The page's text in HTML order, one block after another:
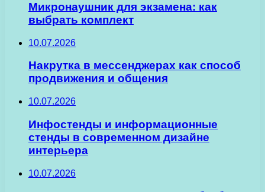
Микронаушник для экзамена: как
выбрать комплект
10.07.2026
Накрутка в мессенджерах как способ
продвижения и общения
10.07.2026
Инфостенды и информационные
стенды в современном дизайне
интерьера
10.07.2026